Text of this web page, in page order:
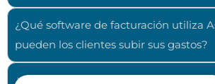
¿Qué software de facturación utiliza
pueden los clientes subir sus gastos?
¿Qué diferencia a Asesorae de una